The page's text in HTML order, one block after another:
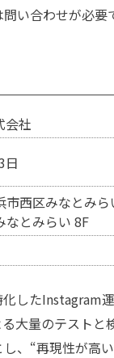
い合わせが必要
会社
日
市西区みなとみ
なとみらい 8F
したInstagram
大量のテストと
、“再現性が高